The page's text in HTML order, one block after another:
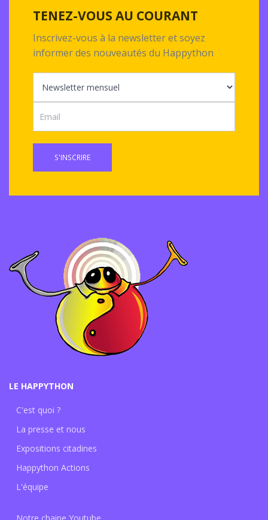
TENEZ-VOUS AU COURANT
Inscrivez-vous à la newsletter et soyez
informer des nouveautés du Happython
S'INSCRIRE
LE HAPPYTHON
C'est quoi ?
La presse et nous
Expositions citadines
Happython Actions
L'équipe